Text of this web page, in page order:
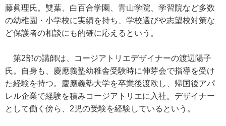
藤眞理氏。雙葉、白百合学園、青山学院、学習院など多数
の幼稚園・小学校に実績を持ち、学校選びや志望校対策な
ど保護者の相談にも的確に応えるという。
第2部の講師は、コージアトリエデザイナーの渡辺陽子
氏。自身も、慶應義塾幼稚舎受験時に伸芽会で指導を受け
た経験を持つ。慶應義塾大学を卒業後渡欧し、帰国後アパ
レル企業で経験を積みコージアトリエに入社。デザイナー
として働く傍ら、2児の受験を経験しているという。